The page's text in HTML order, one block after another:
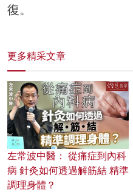
復。
更多精采文章
左常波中醫： 從痛症到內科
病 針灸如何透過解筋結 精準
調理身體？